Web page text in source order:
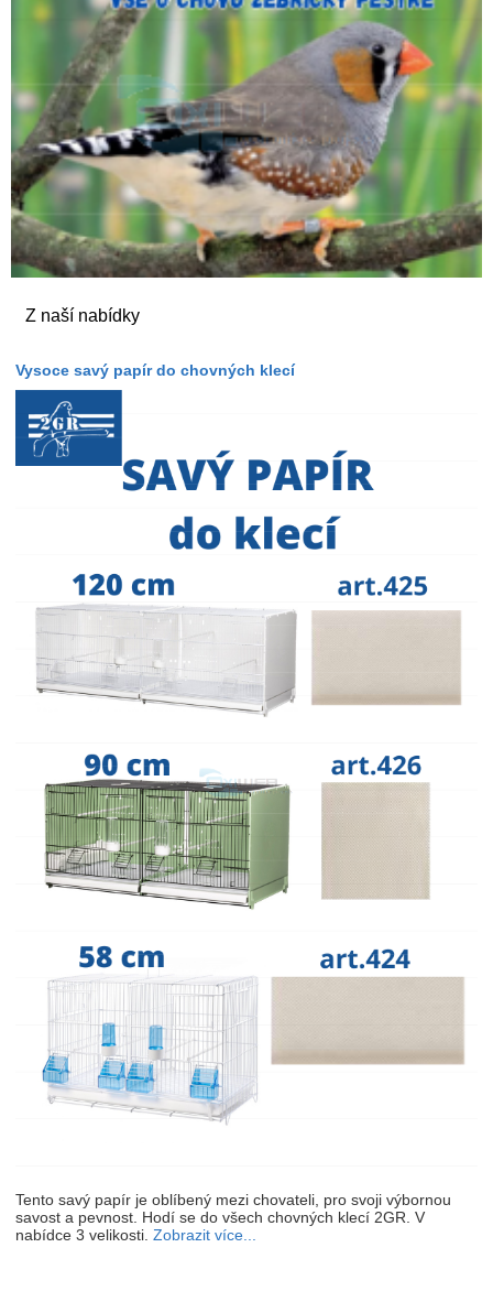
Z naší nabídky
Vysoce savý papír do chovných klecí
Tento savý papír je oblíbený mezi chovateli, pro svoji výbornou
savost a pevnost. Hodí se do všech chovných klecí 2GR. V
nabídce 3 velikosti. Zobrazit více...